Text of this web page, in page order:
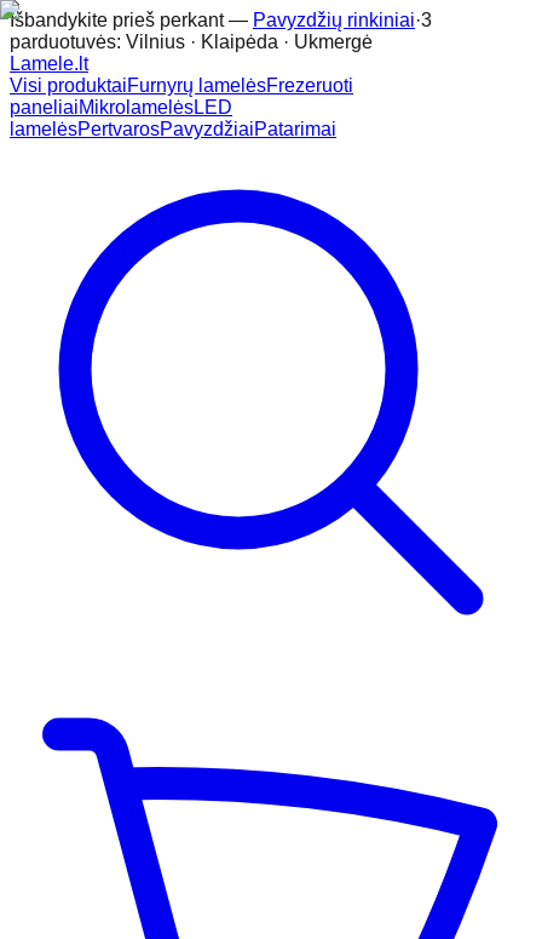
Išbandykite prieš perkant — Pavyzdžių rinkiniai·3
parduotuvės: Vilnius · Klaipėda · Ukmergė
Lamele.lt
Visi produktaiFurnyrų lamelėsFrezeruoti
paneliaiMikrolamelėsLED
lamelėsPertvarosPavyzdžiaiPatarimai